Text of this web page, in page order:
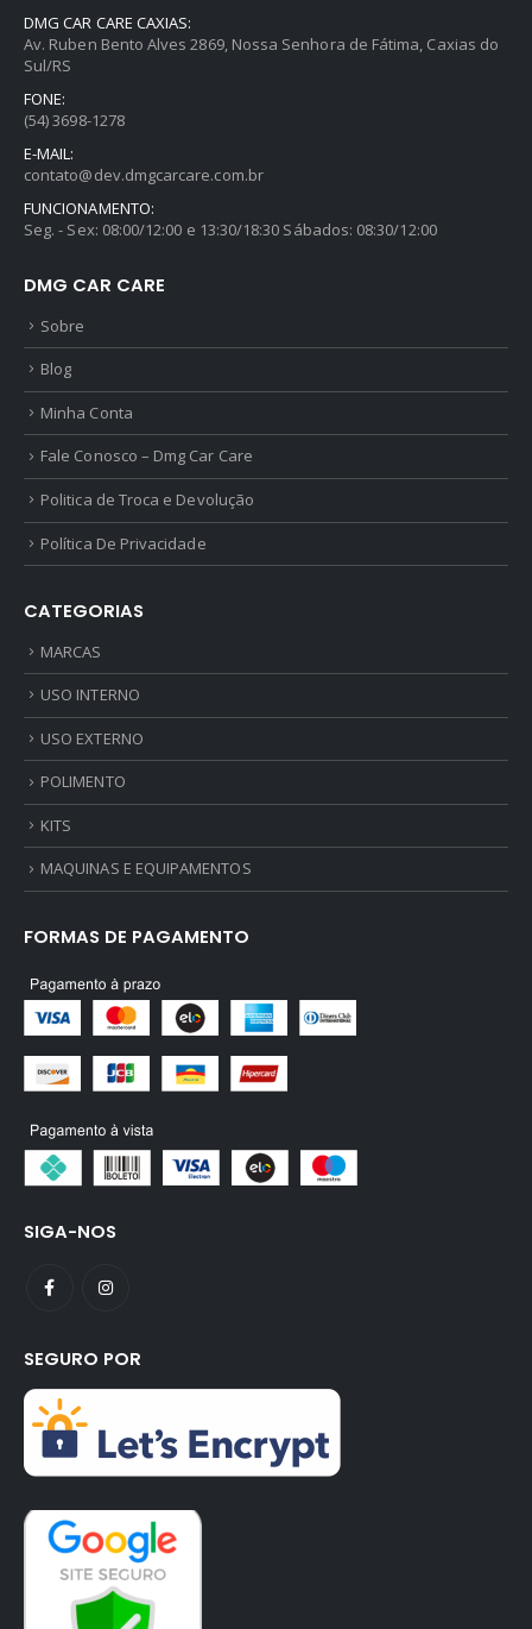
DMG CAR CARE CAXIAS:
Av. Ruben Bento Alves 2869, Nossa Senhora de Fátima, Caxias do
Sul/RS
FONE:
(54) 3698-1278
E-MAIL:
contato@dev.dmgcarcare.com.br
FUNCIONAMENTO:
Seg. - Sex: 08:00/12:00 e 13:30/18:30 Sábados: 08:30/12:00
DMG CAR CARE
Sobre
Blog
Minha Conta
Fale Conosco – Dmg Car Care
Politica de Troca e Devolução
Política De Privacidade
CATEGORIAS
MARCAS
USO INTERNO
USO EXTERNO
POLIMENTO
KITS
MAQUINAS E EQUIPAMENTOS
FORMAS DE PAGAMENTO
SIGA-NOS
SEGURO POR